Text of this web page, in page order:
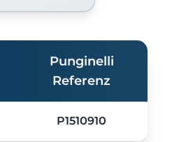
Punginelli
Referenz
P1510910